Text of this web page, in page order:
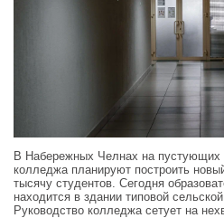
В Набережных Челнах на пустующих
колледжа планируют построить
тысячу студентов. Сегодня
находится в здании типовой
Руководство колледжа сетует на